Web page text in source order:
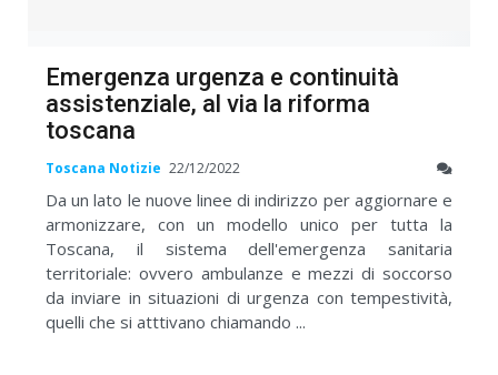
Emergenza urgenza e continuità
assistenziale, al via la riforma
toscana
Toscana Notizie 22/12/2022
Da un lato le nuove linee di indirizzo per aggiornare e
armonizzare, con un modello unico per tutta la
Toscana, il sistema dell'emergenza sanitaria
territoriale: ovvero ambulanze e mezzi di soccorso
da inviare in situazioni di urgenza con tempestività,
quelli che si atttivano chiamando ...